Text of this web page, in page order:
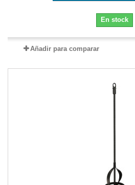
En stock
Añadir para comparar